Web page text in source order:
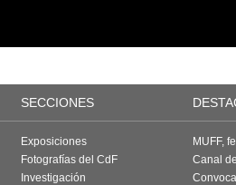
SECCIONES
Exposiciones
Fotografías del CdF
Investigación
MUFF,
Canal